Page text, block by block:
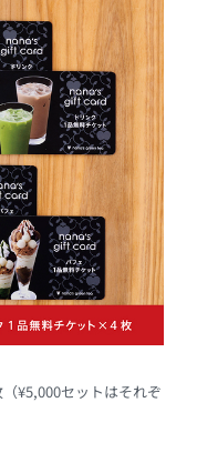
¥5,000セットはそれぞ